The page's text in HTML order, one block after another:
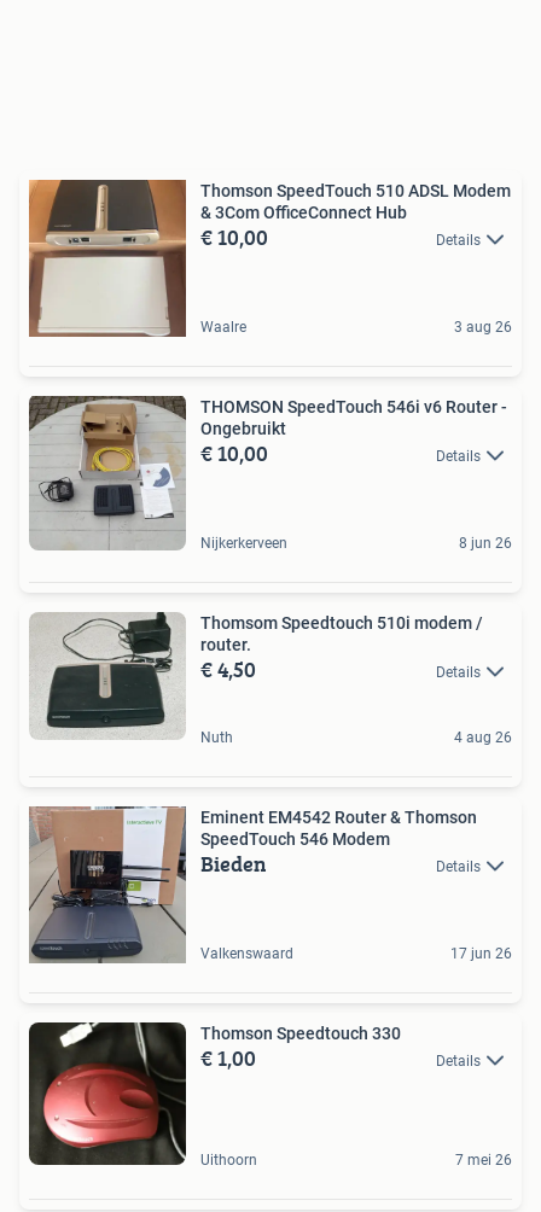
Thomson SpeedTouch 510 ADSL Modem
& 3Com OfficeConnect Hub
€ 10,00 Details
Waalre 3 aug 26
THOMSON SpeedTouch 546i v6 Router -
Ongebruikt
€ 10,00 Details
Nijkerkerveen 8 jun 26
Thomsom Speedtouch 510i modem /
router.
€ 4,50 Details
Nuth 4 aug 26
Eminent EM4542 Router & Thomson
SpeedTouch 546 Modem
Bieden Details
Valkenswaard 17 jun 26
Thomson Speedtouch 330
€ 1,00 Details
Uithoorn 7 mei 26